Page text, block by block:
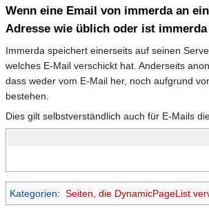
Wenn eine Email von immerda an
Adresse wie üblich oder ist
Immerda speichert einerseits auf seinen
welches E-Mail verschickt hat. Anderseits
dass weder vom E-Mail her, noch aufgrund
bestehen.
Dies gilt selbstverständlich auch für E-Mails
Kategorien: Seiten, die DynamicPageList